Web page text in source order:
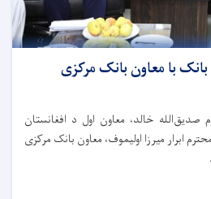
با معاون بانک مرکزی
صدیق‌الله خالد، معاون اول د افغانستان
ابرار میرزا اولیموف، معاون بانک مرکزی